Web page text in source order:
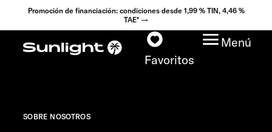
Promoción de financiación: condiciones desde 1,99 % TIN, 4,46 %
TAE* →
Favoritos
Menú
SOBRE NOSOTROS